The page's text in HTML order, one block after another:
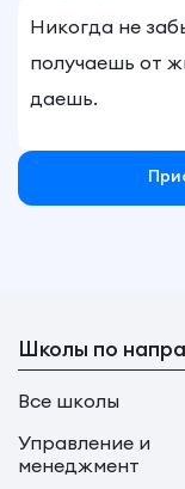
Никогда не
получаешь от
даешь.
Школы по
Все школы
Управление и
менеджмент